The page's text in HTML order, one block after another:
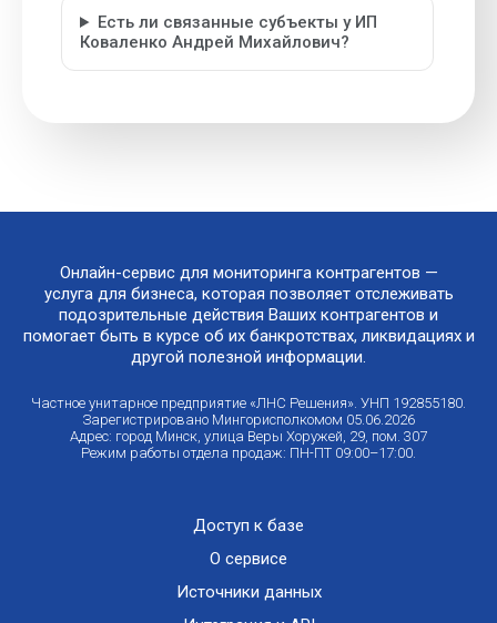
Есть ли связанные субъекты у ИП
Коваленко Андрей Михайлович?
Онлайн-сервис для мониторинга контрагентов —
услуга для бизнеса, которая позволяет отслеживать
подозрительные действия Ваших контрагентов и
помогает быть в курсе об их банкротствах, ликвидациях и
другой полезной информации.
Частное унитарное предприятие «ЛНС Решения». УНП 192855180.
Зарегистрировано Мингорисполкомом 05.06.2026
Адрес: город Минск, улица Веры Хоружей, 29, пом. 307
Режим работы отдела продаж: ПН-ПТ 09:00–17:00.
Доступ к базе
О сервисе
Источники данных